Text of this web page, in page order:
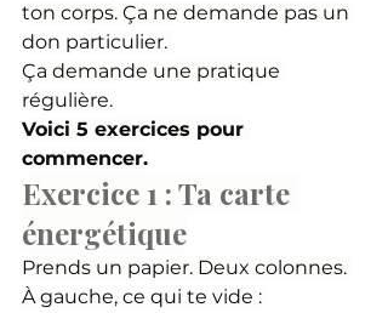
ton corps. Ça ne demande pas un
don particulier.
Ça demande une pratique
régulière.
Voici 5 exercices pour
commencer.
Exercice 1 : Ta carte
énergétique
Prends un papier. Deux colonnes.
À gauche, ce qui te vide :